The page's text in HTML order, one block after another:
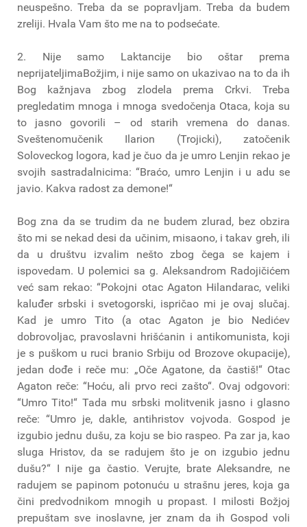
neuspešno. Treba da se popravljam. Treba da budem
zreliji. Hvala Vam što me na to podsećate.
2. Nije samo Laktancije bio oštar prema
neprijateljimaBožjim, i nije samo on ukazivao na to da ih
Bog kažnjava zbog zlodela prema Crkvi. Treba
pregledatim mnoga i mnoga svedočenja Otaca, koja su
to jasno govorili – od starih vremena do danas.
Sveštenomučenik Ilarion (Trojicki), zatočenik
Soloveckog logora, kad je čuo da je umro Lenjin rekao je
svojih sastradalnicima: “Braćo, umro Lenjin i u adu se
javio. Kakva radost za demone!“
Bog zna da se trudim da ne budem zlurad, bez obzira
što mi se nekad desi da učinim, misaono, i takav greh, ili
da u društvu izvalim nešto zbog čega se kajem i
ispovedam. U polemici sa g. Aleksandrom Radojičićem
već sam rekao: “Pokojni otac Agaton Hilandarac, veliki
kaluđer srbski i svetogorski, ispričao mi je ovaj slučaj.
Kad je umro Tito (a otac Agaton je bio Nedićev
dobrovoljac, pravoslavni hrišćanin i antikomunista, koji
je s puškom u ruci branio Srbiju od Brozove okupacije),
jedan dođe i reče mu: „Oče Agatone, da častiš!“ Otac
Agaton reče: “Hoću, ali prvo reci zašto“. Ovaj odgovori:
“Umro Tito!“ Tada mu srbski molitvenik jasno i glasno
reče: “Umro je, dakle, antihristov vojvoda. Gospod je
izgubio jednu dušu, za koju se bio raspeo. Pa zar ja, kao
sluga Hristov, da se radujem što je on izgubio jednu
dušu?“ I nije ga častio. Verujte, brate Aleksandre, ne
radujem se papinom potonuću u strašnu jeres, koja ga
čini predvodnikom mnogih u propast. I milosti Božjoj
prepuštam sve inoslavne, jer znam da ih Gospod voli